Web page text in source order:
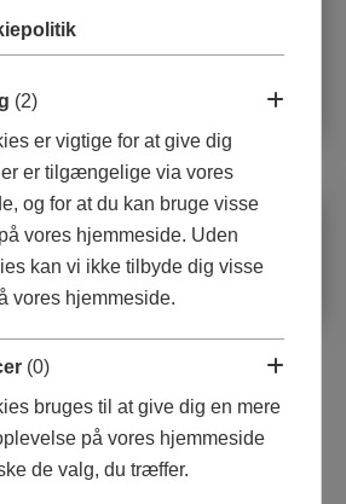
(2)
er vigtige for at give dig
er tilgængelige via vores
og for at du kan bruge visse
vores hjemmeside. Uden
kan vi ikke tilbyde dig visse
vores hjemmeside.
(0)
bruges til at give dig en mere
på vores hjemmeside
de valg, du træffer.